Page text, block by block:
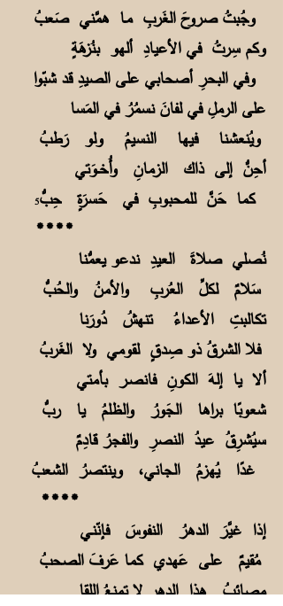
وجُبتُ صروحَ الغَربِ مـا همَّني صَعبُ
وكم سِرتُ في الأعيادِ ألهو بنُزهَةٍ
وفي البحرِ أصحابي على الصيدِ قد شبّوا
على الرملِ في لفانَ نسمُرُ في المَسا
ويُنعشنا فيها النسيمُ ولو رَطبُ
أحِنُّ إلى ذاك الزمانِ وأُخــوَتي
كما حَنَّ للمحبوبِ في حَسرَةٍ حِبُّ5
****
نُصلي صلاةَ العيدِ ندعو يعمُّنا
سَلامٌ لكلِّ العُربِ والأمنُ والحُبُّ
تكالبتِ الأعداءُ تنهشُ دُورَنا
فلا الشرقُ ذو صِدقٍ لقومي ولا الغَربُ
ألا يا إلهَ الكونِ فانصـر بأمتي
شعوبًا براها الجَورُ والظلمُ يا ربُّ
سيُشرِقُ عيدُ النصرِ والفجرُ قادِمٌ
غدًا يُهزمُ الجاني، وينتصرُ الشعبُ
****
إذا غيَّرَ الدهرُ النفوسَ فإنّنـي
مُقيمٌ على عَهدي كما عَرفَ الصحبُ
مصائبُ هذا الدهرِ لا تمنعُ اللقا